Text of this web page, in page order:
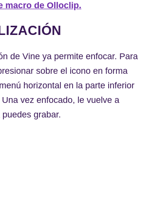
macro de Olloclip.
de Vine ya permite enfocar. Para
sobre el icono en forma
horizontal en la parte inferior
vez enfocado, le vuelve a
grabar.